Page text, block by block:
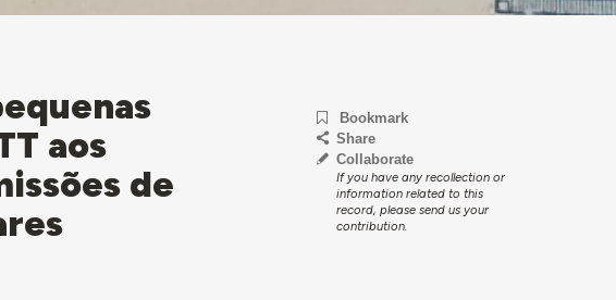
aos
de
Bookmark
Share
Collaborate
If you have any recollection or
information related to this
record, please send us your
contribution.